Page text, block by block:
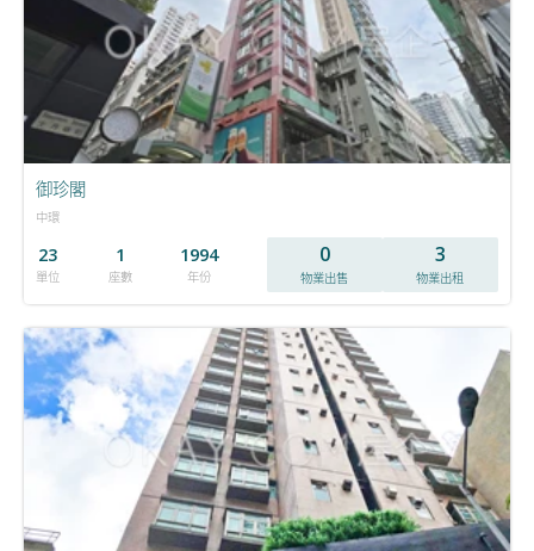
御珍閣
中環
23
單位
1
座數
1994
年份
0
物業出售
3
物業出租